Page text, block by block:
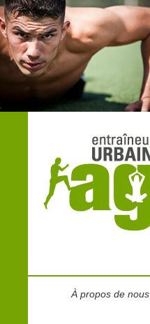
À propos de nous